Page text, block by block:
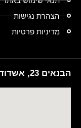
הצהרת נגישות
מדיניות פרטיות
הבנאים 23, אשדוד